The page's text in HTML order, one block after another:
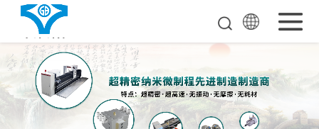
超超精密工业母
单点金钢石车床